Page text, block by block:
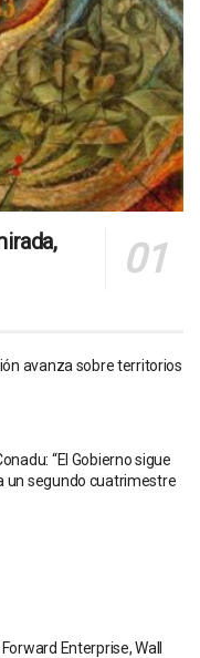
avanza sobre territorios
“El Gobierno sigue
un segundo cuatrimestre
Enterprise, Wall